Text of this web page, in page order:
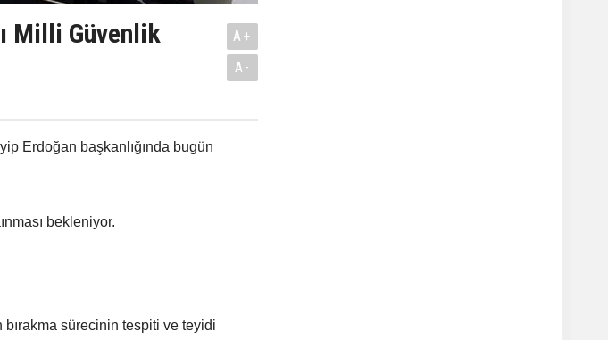
Milli Güvenlik
A+
A-
Erdoğan başkanlığında bugün
bekleniyor.
sürecinin tespiti ve teyidi